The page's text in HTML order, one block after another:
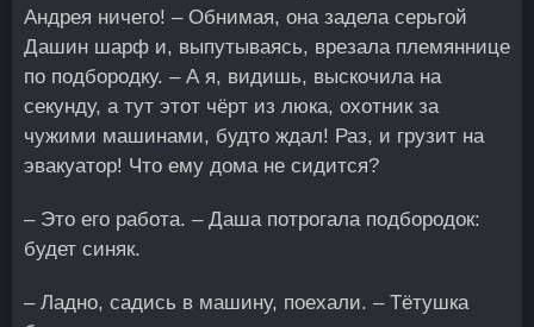
Андрея ничего! – Обнимая, она задела серьгой
Дашин шарф и, выпутываясь, врезала племяннице
по подбородку. – А я, видишь, выскочила на
секунду, а тут этот чёрт из люка, охотник за
чужими машинами, будто ждал! Раз, и грузит на
эвакуатор! Что ему дома не сидится?
– Это его работа. – Даша потрогала подбородок:
будет синяк.
– Ладно, садись в машину, поехали. – Тётушка